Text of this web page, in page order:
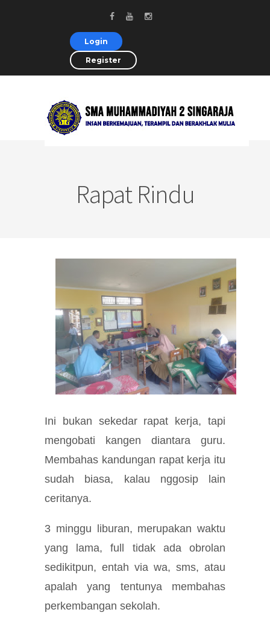
Login
Register
Rapat Rindu
Ini bukan sekedar rapat kerja, tapi
mengobati kangen diantara guru.
Membahas kandungan rapat kerja itu
sudah biasa, kalau nggosip lain
ceritanya.
3 minggu liburan, merupakan waktu
yang lama, full tidak ada obrolan
sedikitpun, entah via wa, sms, atau
apalah yang tentunya membahas
perkembangan sekolah.